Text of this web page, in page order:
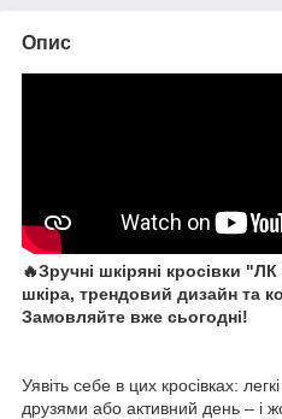
Опис
🔥Зручні шкіряні кросівки
шкіра, трендовий дизайн та
Замовляйте вже сьогодні!
Уявіть себе в цих кросівках:
друзями або активний день – і